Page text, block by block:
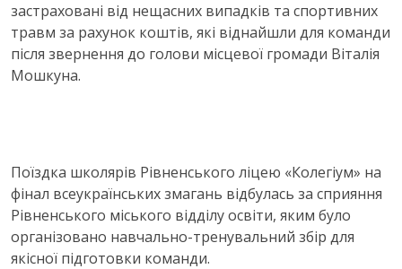
застраховані від нещасних випадків та спортивних
травм за рахунок коштів, які віднайшли для команди
після звернення до голови місцевої громади Віталія
Мошкуна.
Поїздка школярів Рівненського ліцею «Колегіум» на
фінал всеукраїнських змагань відбулась за сприяння
Рівненського міського відділу освіти, яким було
організовано навчально-тренувальний збір для
якісної підготовки команди.